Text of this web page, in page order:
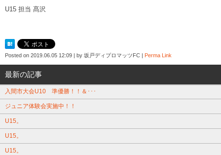
U15 担当 髙沢
Posted on 2019.06.05 12:09 | by 坂戸ディプロマッツFC | Perma Link
最新の記事
入間市大会U10 準優勝！！＆･･･
ジュニア体験会実施中！！
U15。
U15。
U15。